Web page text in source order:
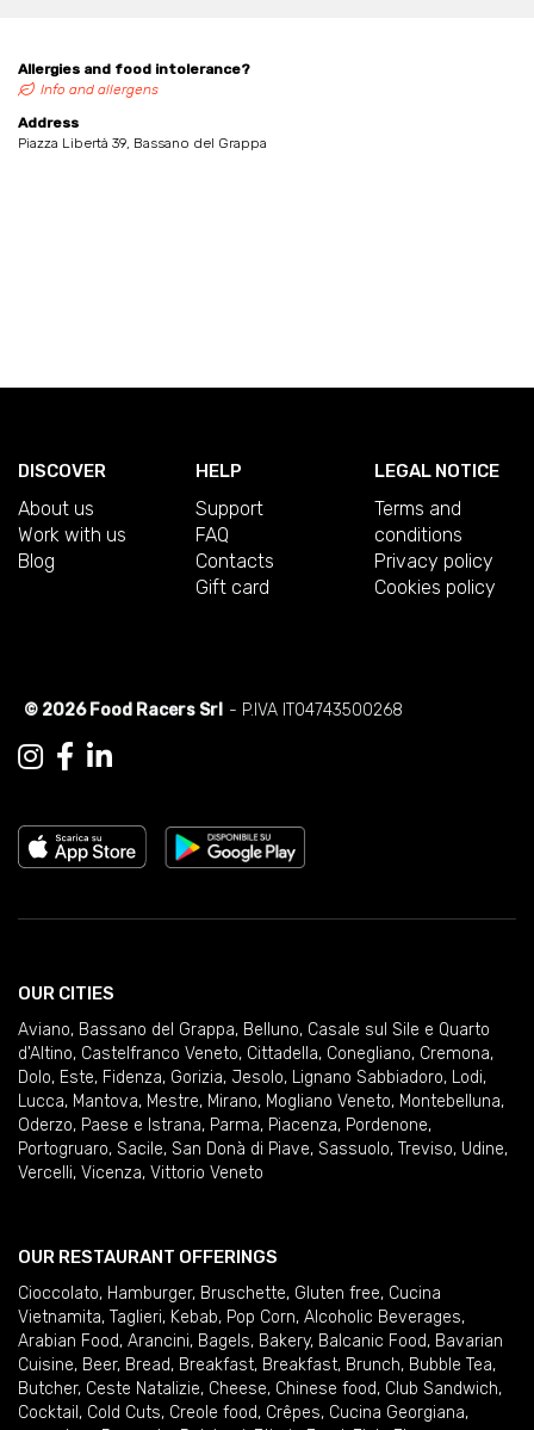
Allergies and food intolerance?
Info and allergens
Address
Piazza Libertà 39, Bassano del Grappa
DISCOVER
About us
Work with us
Blog
HELP
Support
FAQ
Contacts
Gift card
LEGAL NOTICE
Terms and
conditions
Privacy policy
Cookies policy
© 2026 Food Racers Srl - P.IVA IT04743500268
OUR CITIES
Aviano, Bassano del Grappa, Belluno, Casale sul Sile e Quarto
d'Altino, Castelfranco Veneto, Cittadella, Conegliano, Cremona,
Dolo, Este, Fidenza, Gorizia, Jesolo, Lignano Sabbiadoro, Lodi,
Lucca, Mantova, Mestre, Mirano, Mogliano Veneto, Montebelluna,
Oderzo, Paese e Istrana, Parma, Piacenza, Pordenone,
Portogruaro, Sacile, San Donà di Piave, Sassuolo, Treviso, Udine,
Vercelli, Vicenza, Vittorio Veneto
OUR RESTAURANT OFFERINGS
Cioccolato, Hamburger, Bruschette, Gluten free, Cucina
Vietnamita, Taglieri, Kebab, Pop Corn, Alcoholic Beverages,
Arabian Food, Arancini, Bagels, Bakery, Balcanic Food, Bavarian
Cuisine, Beer, Bread, Breakfast, Breakfast, Brunch, Bubble Tea,
Butcher, Ceste Natalizie, Cheese, Chinese food, Club Sandwich,
Cocktail , Cold Cuts, Creole food, Crêpes, Cucina Georgiana,